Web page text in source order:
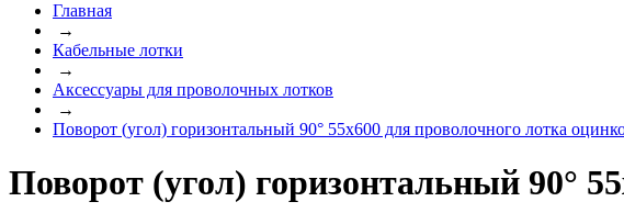
Главная
→
Кабельные лотки
→
Аксессуары для проволочных лотков
→
Поворот (угол) горизонтальный 90° 55x600 для проволочного лотка
Поворот (угол) горизонтальный 90°